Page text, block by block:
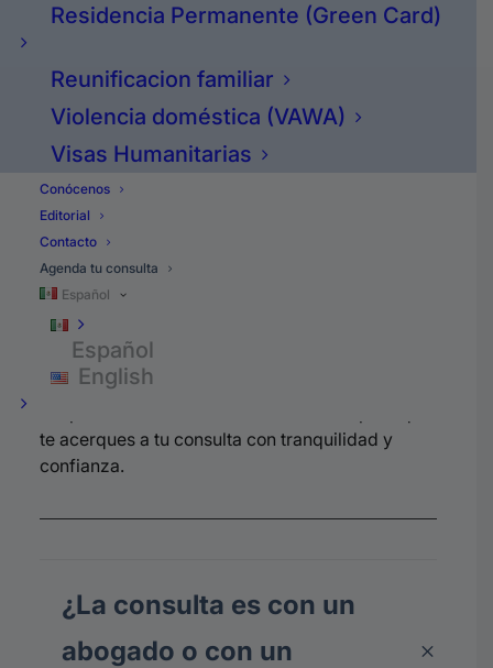
Residencia Permanente (Green Card)
Reunificacion familiar
Violencia doméstica (VAWA)
Visas Humanitarias
Conócenos
Editorial
Contacto
Agenda tu consulta
Español
Español
English
te acerques a tu consulta con tranquilidad y
confianza.
¿La consulta es con un
abogado o con un